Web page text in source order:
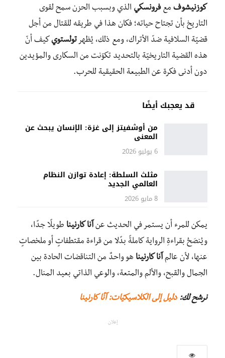
كوزنيشوف معفرونسكي الذي وبسبب الحزن سمح لقوى
التاريخ بأن تجتاح حياته؛ فكان هذا في طريقه للقتال من أجل
قضيّة السلافية ضدّ الأتراك، ومع ذلك، يُظهرتولستوي كيف أنّ
هذه القضية التاريخيّة بالتحديد تكوّنت من السكارى والمؤيدين
دون أدنى فكرة عن الطبيعة الحقيقية للحرب.
قد يعجبك أيضًا
من أوشفيتز إلى غزة: الإنسان يبحث عن
المعنى
6 يوليو 2026
مثلث السلطة: إعادة توازن النظام
العالمي الجديد
8 مايو 2026
يمكن للمرء أن يستمر في الحديث عن آنا كارنينا طويلًا جدًا،
ويُنصَحُ بقراءةِ الرواية كاملةً بدًلا من قراءة مقتطفاتٍ أو ملخصاتٍ
عنها، لأن عالم آنا كارنينا هو واحدٌ من التناقضات الحادة بين
الجمال والقبح، والألم والمتعة، والوعي الذاتي بعيد المنال.
نرشح لك: دليل إلى الكلاسيكيّات: آنّا كارنينا
إعلان